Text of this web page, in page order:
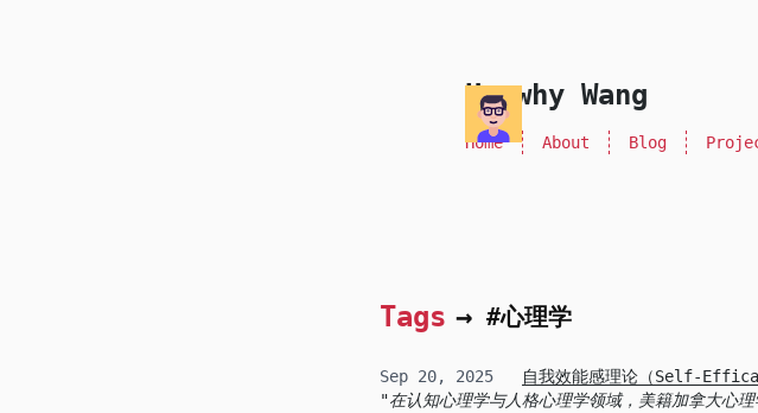
skip to contentHonwhy Wang
Home About Blog
Tags → #心理学
Sep 20, 2025
自我效能感理论（Self-
在认知心理学与人格心理学领域，美籍加拿大